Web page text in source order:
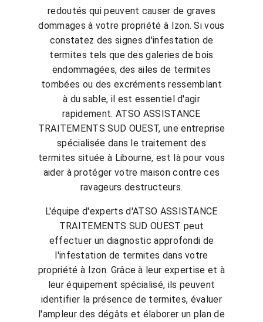
redoutés qui peuvent causer de graves
dommages à votre propriété à Izon. Si vous
constatez des signes d'infestation de
termites tels que des galeries de bois
endommagées, des ailes de termites
tombées ou des excréments ressemblant
à du sable, il est essentiel d'agir
rapidement. ATSO ASSISTANCE
TRAITEMENTS SUD OUEST, une entreprise
spécialisée dans le traitement des
termites située à Libourne, est là pour vous
aider à protéger votre maison contre ces
ravageurs destructeurs.
L'équipe d'experts d'ATSO ASSISTANCE
TRAITEMENTS SUD OUEST peut
effectuer un diagnostic approfondi de
l'infestation de termites dans votre
propriété à Izon. Grâce à leur expertise et à
leur équipement spécialisé, ils peuvent
identifier la présence de termites, évaluer
l'ampleur des dégâts et élaborer un plan de